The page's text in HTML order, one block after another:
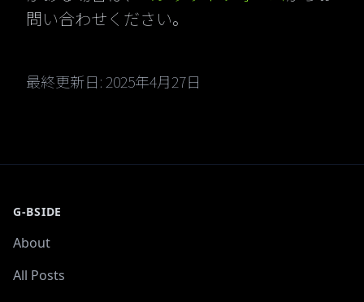
問い合わせください。
最終更新日: 2025年4月27日
G-BSIDE
About
All Posts